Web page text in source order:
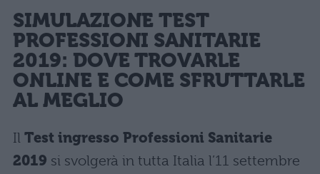
SIMULAZIONE TEST
PROFESSIONI SANITARIE
2019: DOVE TROVARLE
ONLINE E COME SFRUTTARLE
AL MEGLIO
Il Test ingresso Professioni Sanitarie
2019 si svolgerà in tutta Italia l’11 settembre